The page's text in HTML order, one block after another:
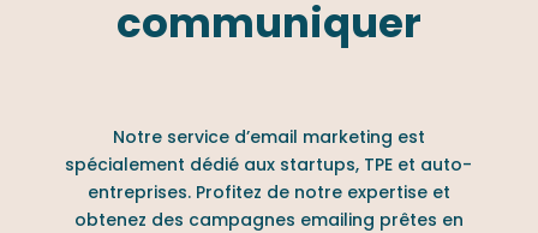
communiquer
Notre service d’email marketing est
spécialement dédié aux startups, TPE et auto-
entreprises. Profitez de notre expertise et
obtenez des campagnes emailing prêtes en